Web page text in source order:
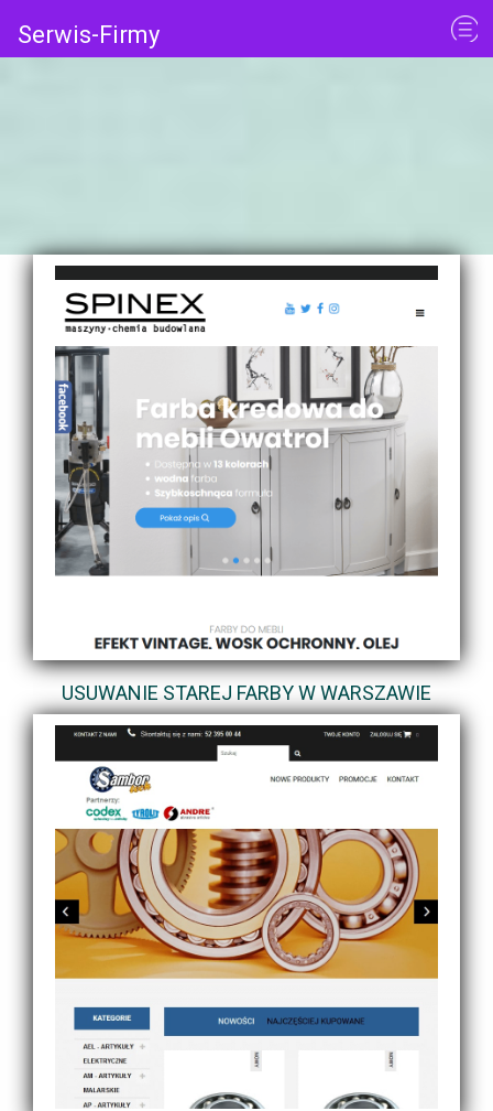
Serwis-Firmy
USUWANIE STAREJ FARBY W WARSZAWIE